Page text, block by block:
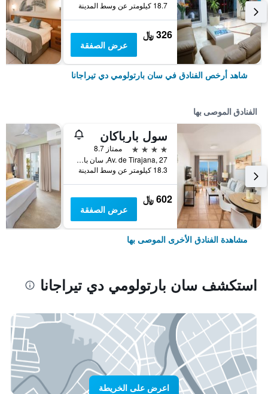
18.7 كيلومتر عن وسط المدينة
326 ﷼
عرض الصفقة
شاهد أرخص الفنادق في سان بارتولومي دي تيراجانا
الفنادق الموصى بها
سول بارباكان
4 نجوم
ممتاز 8.7
Av. de Tirajana, 27, سان بارتولومي دي تيراجانا, كناريا الكبرى, أسبانيا
18.3 كيلومتر عن وسط المدينة
602 ﷼
عرض الصفقة
مشاهدة الفنادق الأخرى الموصى بها
استكشف سان بارتولومي دي تيراجانا
اعرض على الخريطة